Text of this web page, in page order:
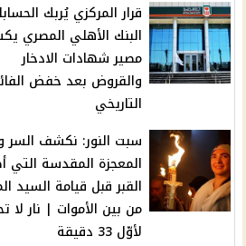
قرار المركزي يُربك
البنك الأهلي المصري
مصير شهادات الادخار
والقروض بعد خفض
التاريخي
سبت النور: نكشف السر
المعجزة المقدسة التي
القبر قبل قيامة السيد
من بين الأموات | نار لا
لأوّل 33 دقيقة